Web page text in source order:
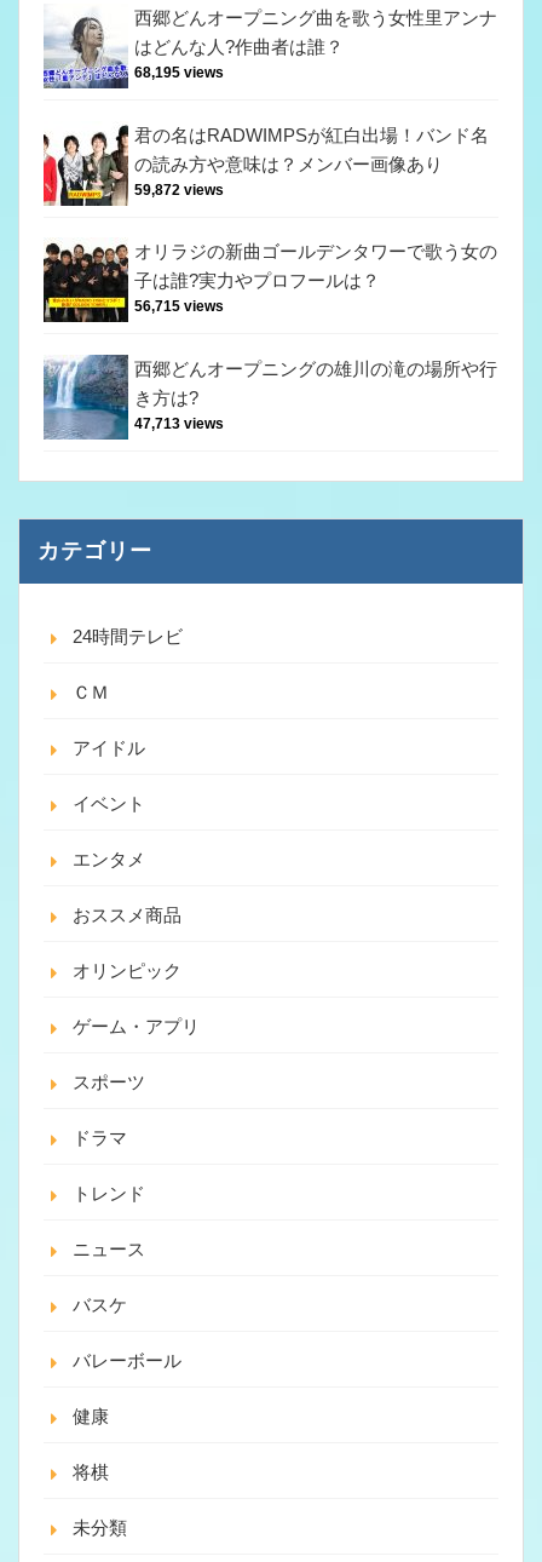
西郷どんオープニング曲を歌う女性里アンナ
はどんな人?作曲者は誰？
68,195 views
君の名はRADWIMPSが紅白出場！バンド名
の読み方や意味は？メンバー画像あり
59,872 views
オリラジの新曲ゴールデンタワーで歌う女の
子は誰?実力やプロフールは？
56,715 views
西郷どんオープニングの雄川の滝の場所や行
き方は?
47,713 views
カテゴリー
24時間テレビ
ＣＭ
アイドル
イベント
エンタメ
おススメ商品
オリンピック
ゲーム・アプリ
スポーツ
ドラマ
トレンド
ニュース
バスケ
バレーボール
健康
将棋
未分類